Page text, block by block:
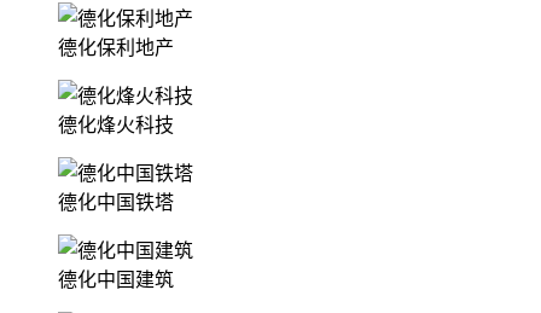
德化保利地产
德化烽火科技
德化中国铁塔
德化中国建筑